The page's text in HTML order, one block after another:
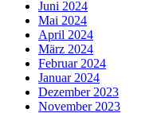
Juni 2024
Mai 2024
April 2024
März 2024
Februar 2024
Januar 2024
Dezember 2023
November 2023